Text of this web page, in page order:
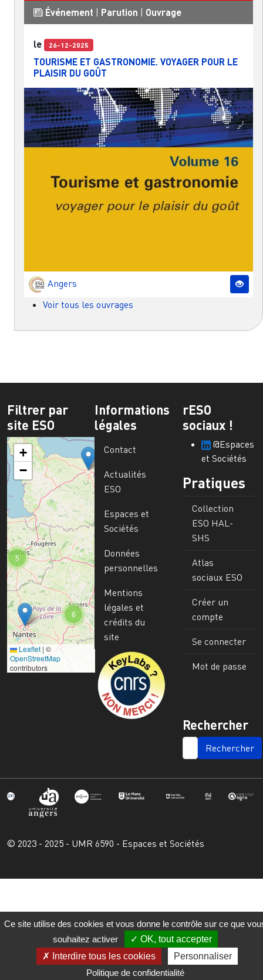
Événement Parution Ouvrage
le 26-12-2025
TOURISME ET GASTRONOMIE. VOYAGER POUR LE
PLAISIR DU GOÛT
Angers
Voir tous les ouvrages
Filtrer par
site ESO
6
5
+
−
Leaflet | ©
OpenStreetMap
contributors
Informations
légales
Contact
Actualités
ESO
Espaces et
Sociétés
Données
personnelles
Mentions
légales et
crédits du
site
Image
rESO
sociaux !
@Espaces
et Sociétés
Pratiques
Collection
ESO HAL-
SHS
Atlas
sociaux ESO
Créer un
compte
Se connecter
Mot de passe
Rechercher
SEARCH
© 2023 - 2025 - UMR 6590 - Espaces et Sociétés
Ce site utilise des cookies et vous donne le contrôle sur ce que
souhaitez activer
OK, tout accepter
Interdire tous les cookies
Personnaliser
Politique de confidentialité